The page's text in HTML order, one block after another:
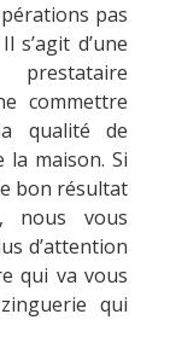
pas
d’une
commettre
qualité de
maison. Si
bon résultat
nous vous
d’attention
qui va vous
qui